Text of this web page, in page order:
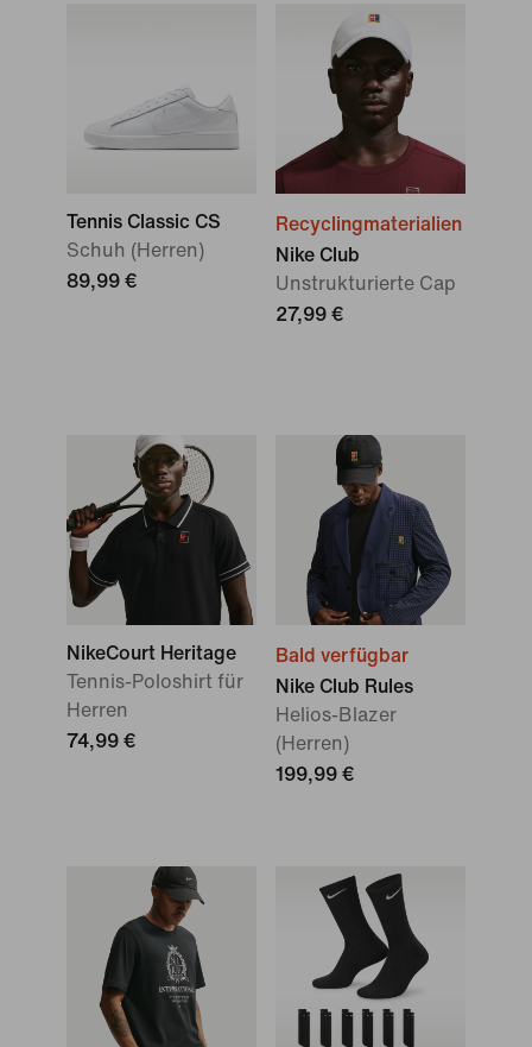
Tennis Classic CS
Schuh (Herren)
89,99 €
Recyclingmaterialien
Nike Club
Unstrukturierte Cap
27,99 €
NikeCourt Heritage
Tennis-Poloshirt für
Herren
74,99 €
Bald verfügbar
Nike Club Rules
Helios-Blazer
(Herren)
199,99 €